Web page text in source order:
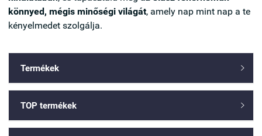
könnyed, mégis minőségi világát, amely nap mint nap a te
kényelmedet szolgálja.
Termékek 
TOP termékek 